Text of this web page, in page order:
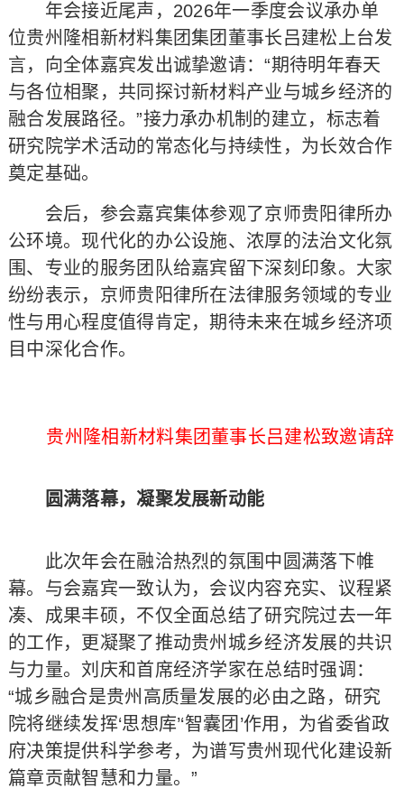
年会接近尾声，2026年一季度会议承办单
位贵州隆相新材料集团集团董事长吕建松上台发
言，向全体嘉宾发出诚挚邀请：“期待明年春天
与各位相聚，共同探讨新材料产业与城乡经济的
融合发展路径。”接力承办机制的建立，标志着
研究院学术活动的常态化与持续性，为长效合作
奠定基础。
会后，参会嘉宾集体参观了京师贵阳律所办
公环境。现代化的办公设施、浓厚的法治文化氛
围、专业的服务团队给嘉宾留下深刻印象。大家
纷纷表示，京师贵阳律所在法律服务领域的专业
性与用心程度值得肯定，期待未来在城乡经济项
目中深化合作。
贵州隆相新材料集团董事长吕建松致邀请辞
圆满落幕，凝聚发展新动能
此次年会在融洽热烈的氛围中圆满落下帷
幕。与会嘉宾一致认为，会议内容充实、议程紧
凑、成果丰硕，不仅全面总结了研究院过去一年
的工作，更凝聚了推动贵州城乡经济发展的共识
与力量。刘庆和首席经济学家在总结时强调：
“城乡融合是贵州高质量发展的必由之路，研究
院将继续发挥‘思想库’‘智囊团’作用，为省委省政
府决策提供科学参考，为谱写贵州现代化建设新
篇章贡献智慧和力量。”